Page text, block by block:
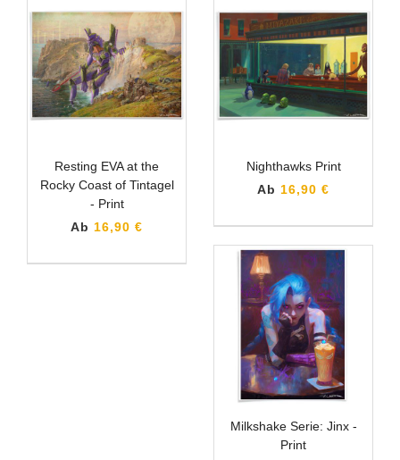
Resting EVA at the
Rocky Coast of Tintagel
- Print
Ab 16,90 €
Nighthawks Print
Ab 16,90 €
Milkshake Serie: Jinx -
Print